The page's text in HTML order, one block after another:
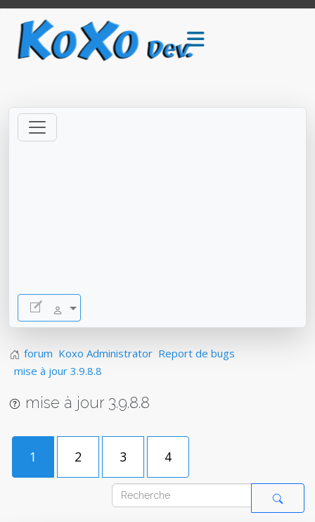
forum Koxo Administrator Report de bugs
mise à jour 3.9.8.8
mise à jour 3.9.8.8
1 2 3 4